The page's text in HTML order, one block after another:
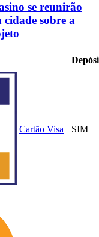
se reunirão
sobre a
Cartão Visa SIM